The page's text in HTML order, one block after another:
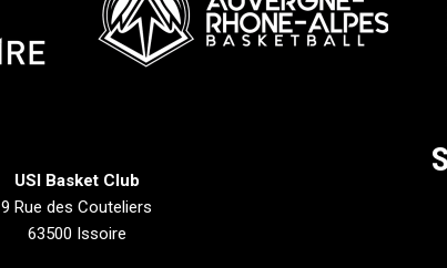
USI Basket Club
9 Rue des Couteliers
63500 Issoire